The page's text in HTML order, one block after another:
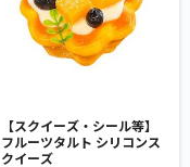
【スクイーズ・シール等】
フルーツタルト シリコンス
クイーズ